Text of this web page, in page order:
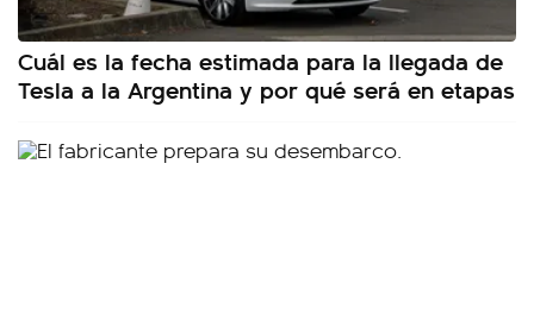
Cuál es la fecha estimada para la llegada de
Tesla a la Argentina y por qué será en etapas